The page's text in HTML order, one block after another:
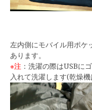
左内側にモバイル用ポケ
あります。
※注 ：洗濯の際はUSBに
入れて洗濯します(乾燥